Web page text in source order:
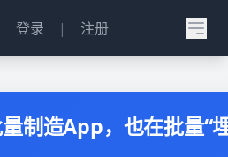
登录 | 注册
制造App，也在批量“